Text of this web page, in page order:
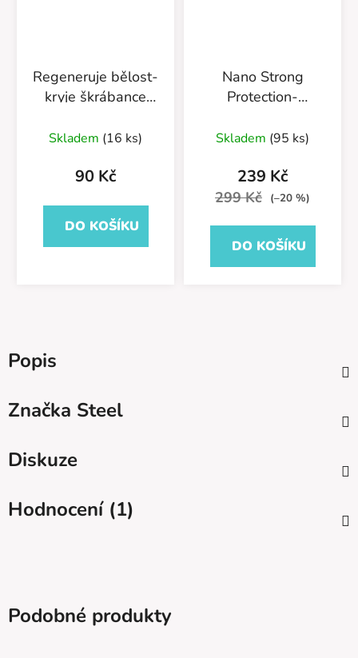
Regeneruje bělost-
kryje škrábance
Skladem (16 ks)
90 Kč
DO KOŠÍKU
Nano Strong
Protection-
400ml-
Skladem (95 ks)
239 Kč
299 Kč (–20 %)
DO KOŠÍKU
Popis
Značka Steel
Diskuze
Hodnocení (1)
Podobné produkty